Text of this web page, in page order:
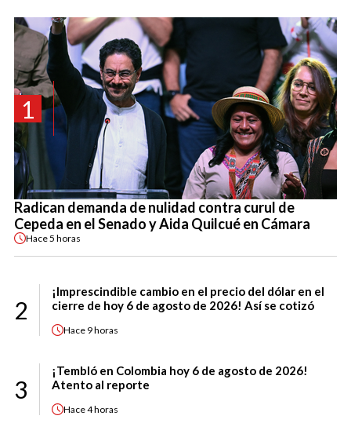
1
Radican demanda de nulidad contra curul de
Cepeda en el Senado y Aida Quilcué en Cámara
Hace5 horas
2
¡Imprescindible cambio en el precio del dólar en el
cierre de hoy 6 de agosto de 2026! Así se cotizó
Hace 9 horas
3
¡Tembló en Colombia hoy 6 de agosto de 2026!
Atento al reporte
Hace4 horas